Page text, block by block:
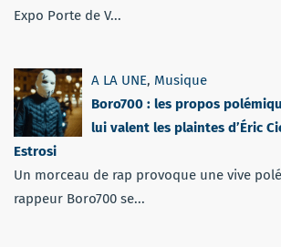
Expo Porte de V...
A LA UNE, Musique
Boro700 : les propos
lui valent les plaintes d’Éric
Estrosi
Un morceau de rap provoque une vive
rappeur Boro700 se...